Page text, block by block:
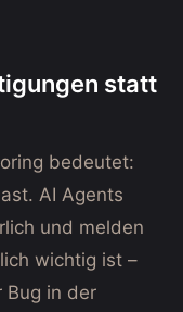
statt
bedeutet:
AI Agents
und melden
wichtig ist –
Bug in der